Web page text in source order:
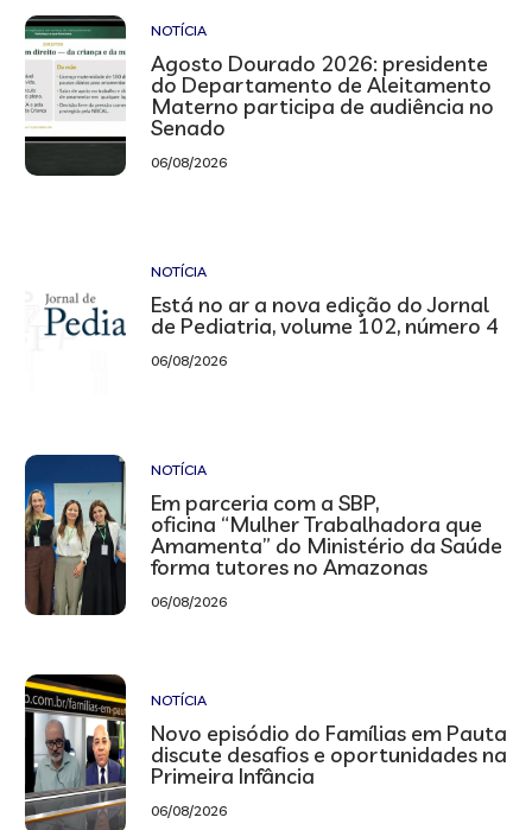
NOTÍCIA
Agosto Dourado 2026: presidente
do Departamento de Aleitamento
Materno participa de audiência no
Senado
06/08/2026
NOTÍCIA
Está no ar a nova edição do Jornal
de Pediatria, volume 102, número 4
06/08/2026
NOTÍCIA
Em parceria com a SBP,
oficina “Mulher Trabalhadora que
Amamenta” do Ministério da Saúde
forma tutores no Amazonas
06/08/2026
NOTÍCIA
Novo episódio do Famílias em Pauta
discute desafios e oportunidades na
Primeira Infância
06/08/2026